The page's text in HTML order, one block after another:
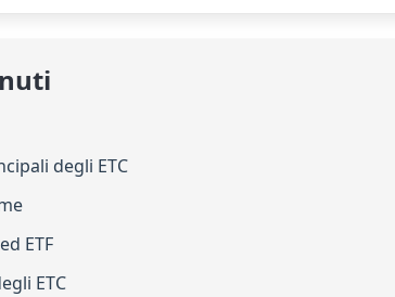
degli ETC
ETF
ETC